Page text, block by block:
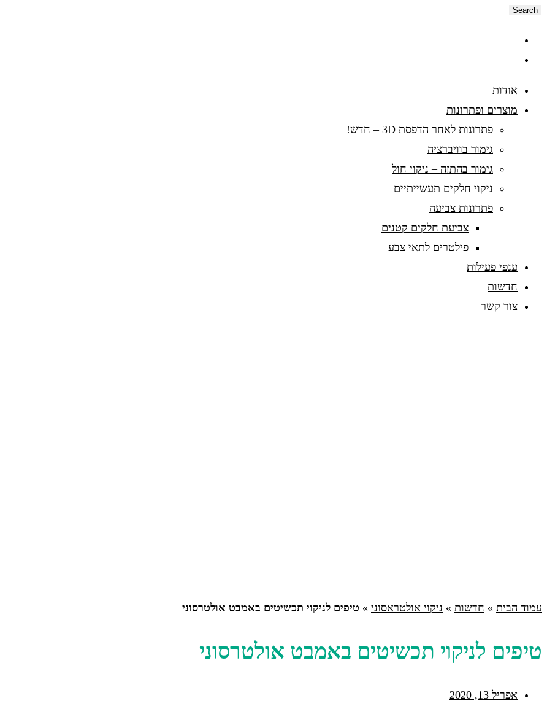
Search
אודות
מוצרים ופתרונות
פתרונות לאחר הדפסת 3D – חדש!
גימור בוויברציה
גימור בהתזה – ניקוי חול
ניקוי חלקים תעשייתיים
פתרונות צביעה
צביעת חלקים קטנים
פילטרים לתאי צבע
ענפי פעילות
חדשות
צור קשר
עמוד הבית » חדשות » ניקוי אולטראסוני » טיפים לניקוי תכשיטים באמבט אולטרסוני
טיפים לניקוי תכשיטים באמבט אולטרסוני
אפריל 13, 2020